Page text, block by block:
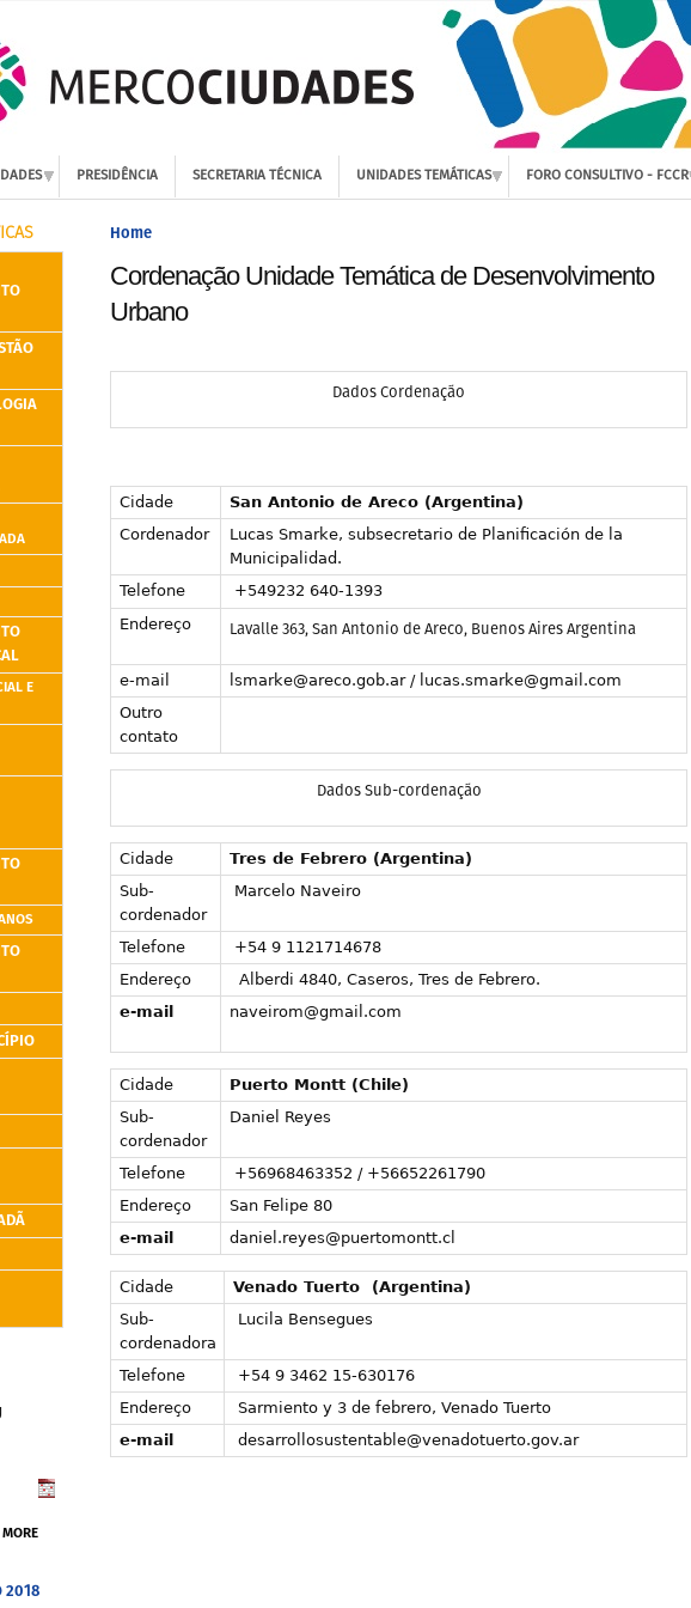
PRESIDÊNCIA SECRETARIA TÉCNICA UNIDADES TEMÁTICAS FORO CONSULTIVO - FCCR
E
MORE
2018
Home
Cordenação Unidade Temática de Desenvolvimento
Urbano
Dados Cordenação
Cidade
San Antonio de Areco (Argentina)
Cordenador
Lucas Smarke, subsecretario de Planificación de la
Municipalidad.
Telefone
+549232 640-1393
Endereço
Lavalle 363, San Antonio de Areco, Buenos Aires Argentina
e-mail
lsmarke@areco.gob.ar / lucas.smarke@gmail.com
Outro
contato
Dados Sub-cordenação
Cidade
Tres de Febrero (Argentina)
Sub-
cordenador
Marcelo Naveiro
Telefone
+54 9 1121714678
Endereço
Alberdi 4840, Caseros, Tres de Febrero.
e-mail
naveirom@gmail.com
Cidade
Puerto Montt (Chile)
Sub-
cordenador
Daniel Reyes
Telefone
+56968463352 / +56652261790
Endereço
San Felipe 80
e-mail
daniel.reyes@puertomontt.cl
Cidade
Venado Tuerto (Argentina)
Sub-
cordenadora
Lucila Bensegues
Telefone
+54 9 3462 15-630176
Endereço
Sarmiento y 3 de febrero, Venado Tuerto
e-mail
desarrollosustentable@venadotuerto.gov.ar